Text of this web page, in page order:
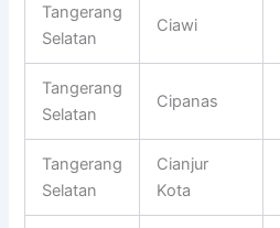
Tangerang
Selatan
Ciawi
Tangerang
Selatan
Cipanas
Tangerang
Selatan
Cianjur
Kota